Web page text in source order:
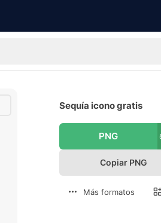
Sequía icono gratis
PNG
Copiar PNG
Más formatos